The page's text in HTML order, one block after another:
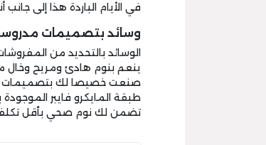
في الأيام الباردة هذا إلى جانب
وسائد بتصميمات
الوسائد بالتحديد من
ينعم بنوم هادئ ومريح
صنعت خصيصا لك بتصميمات
طبقة المايكرو فايبر الموجودة
تضمن لك نوم صحي بأقل